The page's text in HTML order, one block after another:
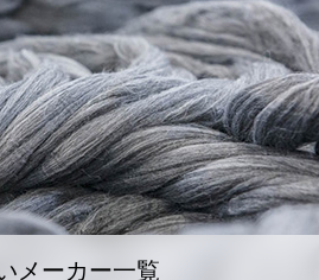
メーカー一覧